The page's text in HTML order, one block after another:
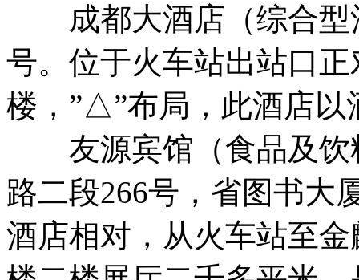
成都大酒店（综合型
号。位于火车站出站口
楼，”△”布局，此酒店以
友源宾馆（食品及饮
路二段266号，省图书大
酒店相对，从火车站至